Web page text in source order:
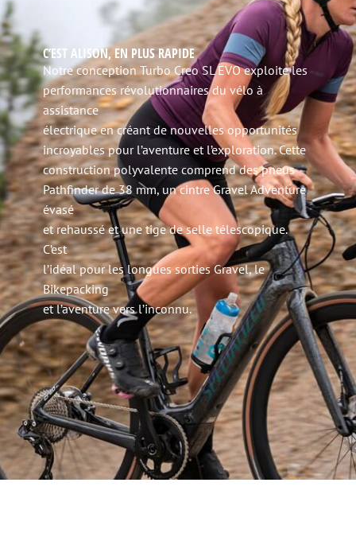
C’EST ALISON, EN PLUS RAPIDE
Notre conception Turbo Creo SL EVO exploite les
performances révolutionnaires du vélo à
assistance
électrique en créant de nouvelles opportunités
incroyables pour l’aventure et l’exploration. Cette
construction polyvalente comprend des pneus
Pathfinder de 38 mm, un cintre Gravel Adventure
évasé
et rehaussé et une tige de selle télescopique.
C’est
l’idéal pour les longues sorties Gravel, le
Bikepacking
et l’aventure vers l’inconnu.